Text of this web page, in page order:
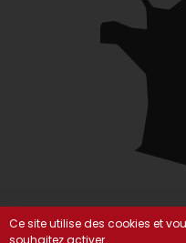
Ce site utilise des cookies et
souhaitez activer.